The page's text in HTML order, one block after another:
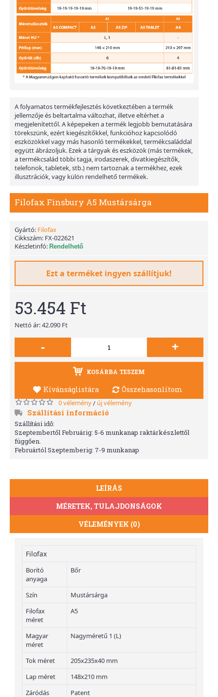
A folyamatos termékfejlesztés következtében a termék
jellemzője és beltartalma változhat, illetve eltérhet a
megjelenítettől. A képepeken a termék legjobb bemutatására
törekszünk, ezért kiegészítőkkel, funkcióhoz kapcsolódó
eszközökkel vagy más hasonló termékekkel, termékcsaláddal
együtt ábrázoljuk. Ezek a tárgyak és eszközök (más termékek,
a termékcsalád többi tagja, irodaszerek, divatkiegészítők,
telefonok, tabletek, stb.) nem tartoznak a termékhez, ezek
illusztrációk, vagy külön rendelhető termékek.
Filofax Finsbury A5 Mustársárga
Gyártó: Filofax
Cikkszám: FX-022621
Készletinfó: Rendelhető
Ezt a terméket ingyen szállítjuk!
53.454 Ft
Nettó ár: 42.090 Ft
- +
KOSÁRBA TESZEM
Kívánságlistára Összehasonlítom
0 vélemény/ új vélemény
Szállítási információ
Szállítási idő:
Szeptembertől Februárig: 5-6 munkanap raktárkészlettől
függően.
Februártól Szeptemberig: 7-9 munkanap
LEÍRÁS
MÉRETEK, TULAJDONSÁGOK
VÉLEMÉNYEK (0)
Filofax
Borító
anyaga
Bőr
Szín
Mustársárga
Filofax
méret
A5
Magyar
méret
Nagyméretű 1 (L)
Tok méret
205x235x40 mm
Lap méret
148x210 mm
Záródás
Patent